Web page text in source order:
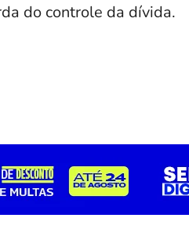
do controle da dívida.